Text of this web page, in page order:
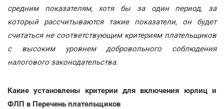
средним показателям, хотя бы за один период, за
который рассчитываются такие показатели, он будет
считаться не соответствующим критериям плательщиков
с высоким уровнем добровольного соблюдения
налогового законодательства.
Какие установлены критерии для включения юрлиц и
ФЛП в Перечень плательщиков